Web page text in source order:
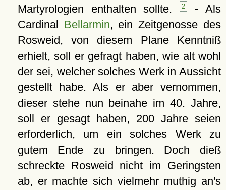
Martyrologien enthalten sollte. 2
- Als
Cardinal Bellarmin, ein Zeitgenosse des
Rosweid, von diesem Plane Kenntniß
erhielt, soll er gefragt haben, wie alt wohl
der sei, welcher solches Werk in Aussicht
gestellt habe. Als er aber vernommen,
dieser stehe nun beinahe im 40. Jahre,
soll er gesagt haben, 200 Jahre seien
erforderlich, um ein solches Werk zu
gutem Ende zu bringen. Doch dieß
schreckte Rosweid nicht im Geringsten
ab, er machte sich vielmehr muthig an's